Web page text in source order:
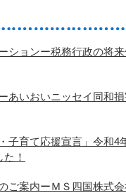
ションー税務行政の将来
あいおいニッセイ同和
子育て応援宣言」令和4
！
ご案内ーＭＳ四国株式会